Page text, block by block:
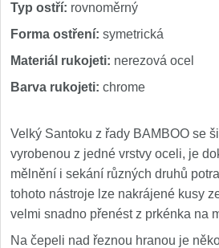
Nože Seburo HOKORI
Nože Seburo HOGANI 20
Nože Tojiro
Nože Tojiro Shippu 2
Nože Tojiro Zen
Typ ostří: rovnoměrný
Forma ostření: symetrická
Materiál rukojeti: nerezová ocel
Barva rukojeti: chrome
Velký Santoku z řady BAMBOO se
vyrobenou z jedné vrstvy oceli, je
mělnění i sekání různých druhů
tohoto nástroje lze nakrájené kusy
velmi snadno přenést z prkénka na
Na čepeli nad řeznou hranou je